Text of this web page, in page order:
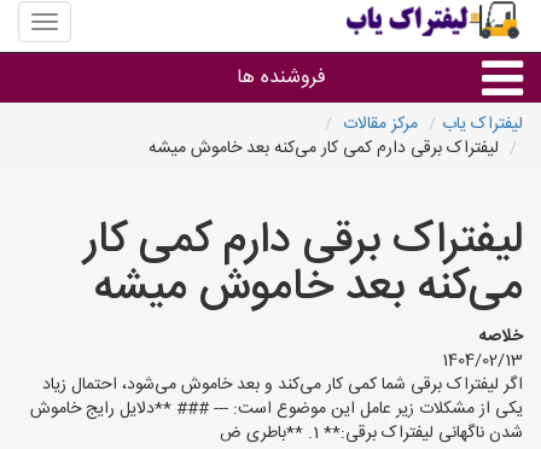
منوی
سایت
یاب
فروشنده ها
گروه ها
استان ها
لیفتراک یاب
مرکز مقالات
لیفتراک برقی دارم کمی کار می‌کنه بعد خاموش میشه
لیفتراک برقی دارم کمی کار
می‌کنه بعد خاموش میشه
خلاصه
1404/02/13
اگر لیفتراک برقی شما کمی کار می‌کند و بعد خاموش می‌شود، احتمال زیاد
یکی از مشکلات زیر عامل این موضوع است: --- ### **دلایل رایج خاموش
شدن ناگهانی لیفتراک برقی:** 1. **باطری ض